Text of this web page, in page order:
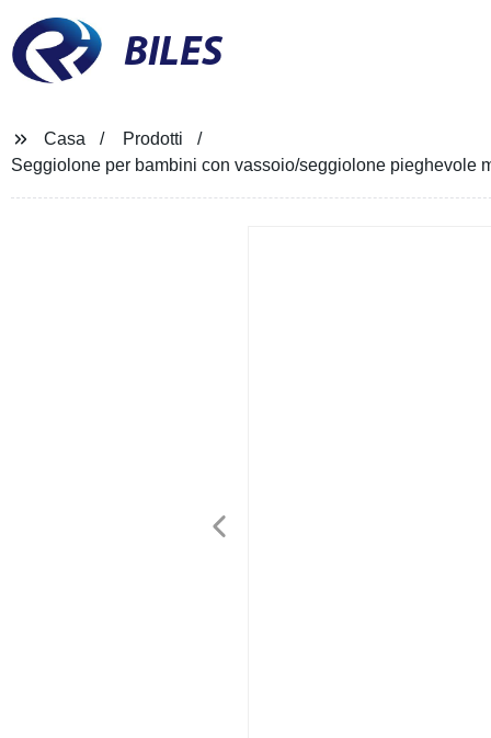
BILES
Casa
Prodotti
Seggiolone per bambini con vassoio/seggiolone pieghevole